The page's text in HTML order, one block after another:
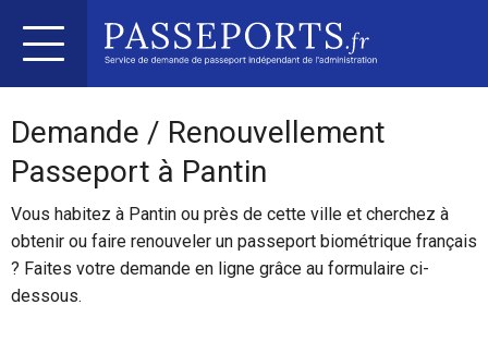
Demande / Renouvellement
Passeport à Pantin
Vous habitez à Pantin ou près de cette ville et cherchez à
obtenir ou faire renouveler un passeport biométrique français
? Faites votre demande en ligne grâce au formulaire ci-
dessous.